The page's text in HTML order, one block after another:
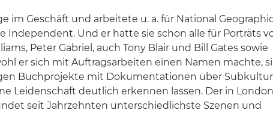
im Geschäft und arbeitete u. a. für National
Independent. Und er hatte sie schon alle für Porträts
Peter Gabriel, auch Tony Blair und Bill Gates sowie
er sich mit Auftragsarbeiten einen Namen machte,
Buchprojekte mit Dokumentationen über
Leidenschaft deutlich erkennen lassen. Der in London
seit Jahrzehnten unterschiedlichste Szenen und